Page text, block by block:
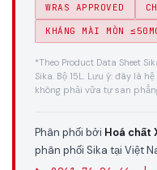
WRAS APPROVED
KHÁNG MÀI MÒN
*Theo Product Data Sheet
Sika. Bộ 15L. Lưu ý: đây là
không phải vữa tự san
Phân phối bởi Hoá chất
phân phối Sika tại Việt